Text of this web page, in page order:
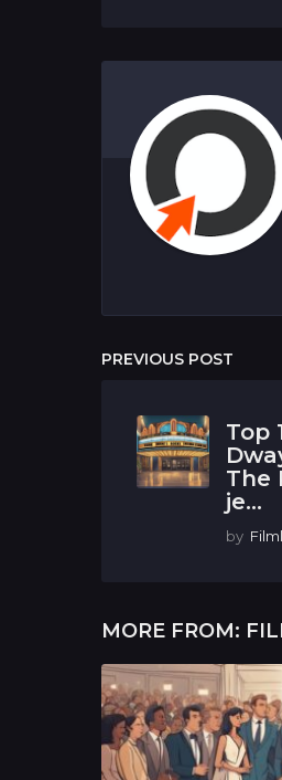
a
t
o
PREVIOUS POST
Top
The
je...
by
MORE FROM: